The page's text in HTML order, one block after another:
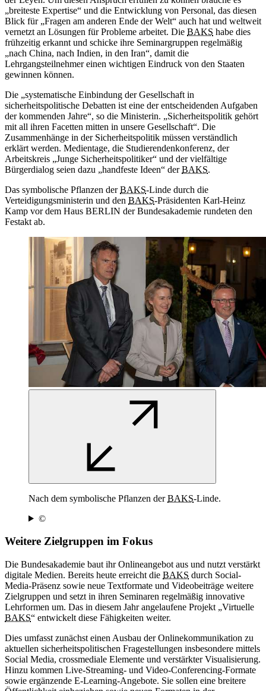
„breiteste Expertise“ und die Entwicklung von Personal, das diesen
Blick für „Fragen am anderen Ende der Welt“ auch hat und weltweit
vernetzt an Lösungen für Probleme arbeitet. Die BAKS habe dies
frühzeitig erkannt und schicke ihre Seminargruppen regelmäßig
„nach China, nach Indien, in den Iran“, damit die
Lehrgangsteilnehmer einen wichtigen Eindruck von den Staaten
gewinnen können.
Die „systematische Einbindung der Gesellschaft in
sicherheitspolitische Debatten ist eine der entscheidenden Aufgaben
der kommenden Jahre“, so die Ministerin. „Sicherheitspolitik gehört
mit all ihren Facetten mitten in unsere Gesellschaft“. Die
Zusammenhänge in der Sicherheitspolitik müssen verständlich
erklärt werden. Medientage, die Studierendenkonferenz, der
Arbeitskreis „Junge Sicherheitspolitiker“ und der vielfältige
Bürgerdialog seien dazu „handfeste Ideen“ derBAKS.
Das symbolische Pflanzen derBAKS-Linde durch die
Verteidigungsministerin und den BAKS-Präsidenten Karl-Heinz
Kamp vor dem Haus BERLIN der Bundesakademie rundeten den
Festakt ab.
Nach dem symbolische Pflanzen derBAKS-Linde.
©
Weitere Zielgruppen im Fokus
Die Bundesakademie baut ihr Onlineangebot aus und nutzt verstärkt
digitale Medien. Bereits heute erreicht die BAKS durch Social-
Media-Präsenz sowie neue Textformate und Videobeiträge weitere
Zielgruppen und setzt in ihren Seminaren regelmäßig innovative
Lehrformen um. Das in diesem Jahr angelaufene Projekt „Virtuelle
BAKS“ entwickelt diese Fähigkeiten weiter.
Dies umfasst zunächst einen Ausbau der Onlinekommunikation zu
aktuellen sicherheitspolitischen Fragestellungen insbesondere mittels
Social Media, crossmediale Elemente und verstärkter Visualisierung.
Hinzu kommen Live-Streaming- und Video-Conferencing-Formate
sowie ergänzende E-Learning-Angebote. Sie sollen eine breitere